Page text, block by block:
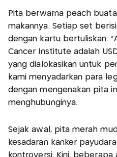
Pita berwarna peach
makannya. Setiap set
dengan kartu bertuliskan:
Cancer Institute adalah
yang dialokasikan untuk
kami menyadarkan para
dengan mengenakan pita
menghubunginya.
Sejak awal, pita merah
kesadaran kanker
kontroversi. Kini, beberapa